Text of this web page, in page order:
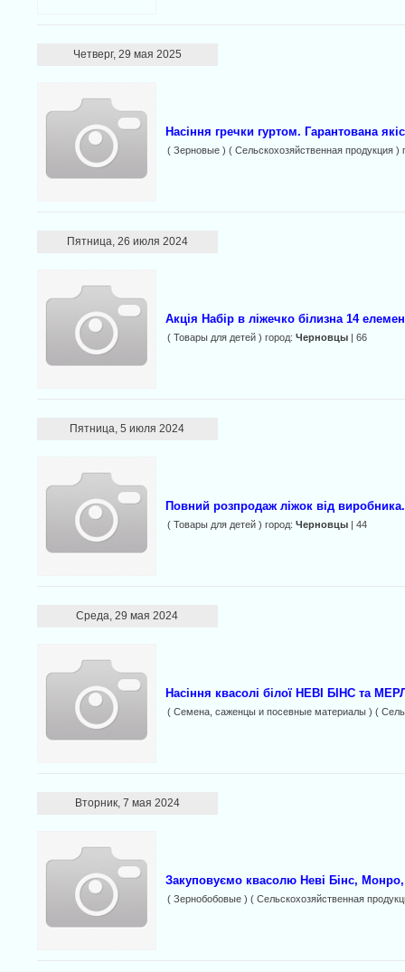
Четверг, 29 мая 2025
Насіння гречки гуртом. Гарантована
( Зерновые ) ( Сельскохозяйственная продукция )
Пятница, 26 июля 2024
Акція Набір в ліжечко білизна 14
( Товары для детей ) город: Черновцы| 66
Пятница, 5 июля 2024
Повний розпродаж ліжок від виробника.
( Товары для детей ) город: Черновцы| 44
Среда, 29 мая 2024
Насіння квасолі білої НЕВІ БІНС та
( Семена, саженцы и посевные материалы ) (
Вторник, 7 мая 2024
Закуповуємо квасолю Неві Бінс,
( Зернобобовые ) ( Сельскохозяйственная